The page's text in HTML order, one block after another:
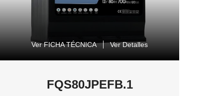
Ver FICHA TÉCNICA Ver Detalles
FQS80JPEFB.1